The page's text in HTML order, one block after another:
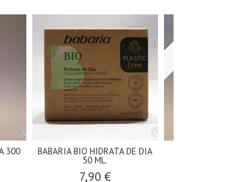
300 BABARIA BIO HIDRATA DE DIA
50 ML.
7,90 €